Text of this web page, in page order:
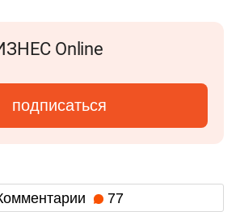
Online
подписаться
77